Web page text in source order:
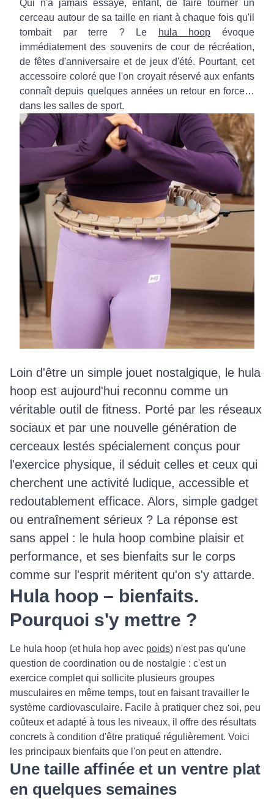
Qui n'a jamais essayé, enfant, de faire tourner un
cerceau autour de sa taille en riant à chaque fois qu'il
tombait par terre ? Le
hula hoop évoque
immédiatement des souvenirs de cour de récréation,
de fêtes d'anniversaire et de jeux d'été. Pourtant, cet
accessoire coloré que l'on croyait réservé aux enfants
connaît depuis quelques années un retour en force…
dans les salles de sport.
Loin d'être un simple jouet nostalgique, le hula
hoop est aujourd'hui reconnu comme un
véritable outil de fitness. Porté par les réseaux
sociaux et par une nouvelle génération de
cerceaux lestés spécialement conçus pour
l'exercice physique, il séduit celles et ceux qui
cherchent une activité ludique, accessible et
redoutablement efficace. Alors, simple gadget
ou entraînement sérieux ? La réponse est
sans appel : le hula hoop combine plaisir et
performance, et ses bienfaits sur le corps
comme sur l'esprit méritent qu'on s'y attarde.
Hula hoop – bienfaits.
Pourquoi s'y mettre ?
Le hula hoop (et hula hop avec poids) n'est pas qu'une
question de coordination ou de nostalgie : c'est un
exercice complet qui sollicite plusieurs groupes
musculaires en même temps, tout en faisant travailler le
système cardiovasculaire. Facile à pratiquer chez soi, peu
coûteux et adapté à tous les niveaux, il offre des résultats
concrets à condition d'être pratiqué régulièrement. Voici
les principaux bienfaits que l'on peut en attendre.
Une taille affinée et un ventre plat
en quelques semaines